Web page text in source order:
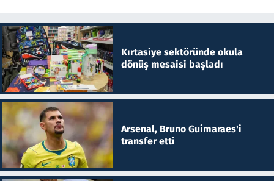
Kırtasiye sektöründe okula
dönüş mesaisi başladı
Arsenal, Bruno Guimaraes'i
transfer etti